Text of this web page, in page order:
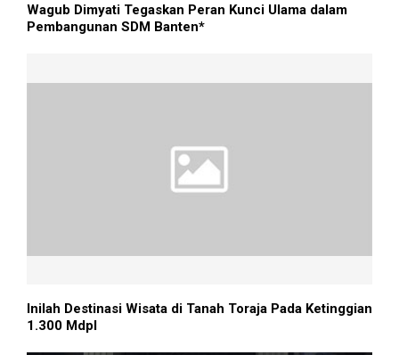
Wagub Dimyati Tegaskan Peran Kunci Ulama dalam
Pembangunan SDM Banten* ​
Inilah Destinasi Wisata di Tanah Toraja Pada Ketinggian
1.300 Mdpl